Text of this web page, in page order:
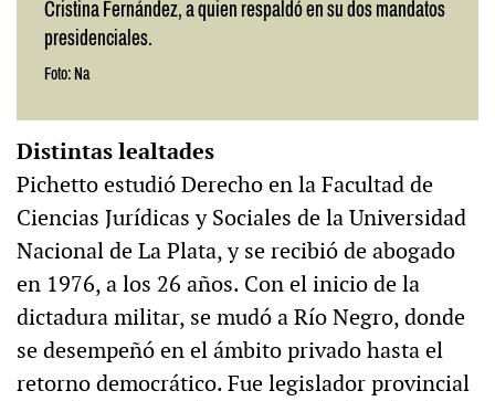
Cristina Fernández, a quien respaldó en su dos mandatos
presidenciales.
Foto: Na
Distintas lealtades
Pichetto estudió Derecho en la Facultad de
Ciencias Jurídicas y Sociales de la Universidad
Nacional de La Plata, y se recibió de abogado
en 1976, a los 26 años. Con el inicio de la
dictadura militar, se mudó a Río Negro, donde
se desempeñó en el ámbito privado hasta el
retorno democrático. Fue legislador provincial